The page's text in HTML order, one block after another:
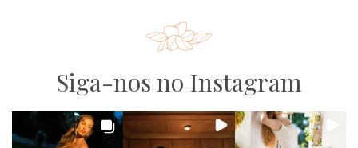
Siga-nos no Instagram